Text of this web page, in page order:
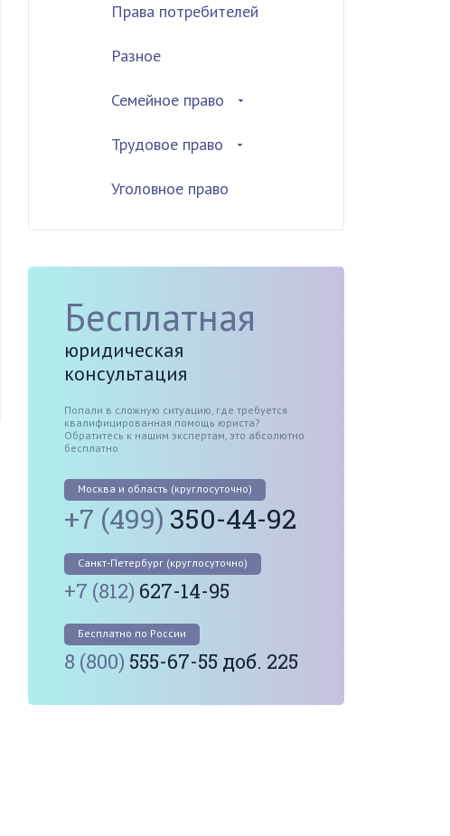
Права потребителей
Разное
Семейное право
Трудовое право
Уголовное право
Бесплатная
юридическая
консультация
Попали в сложную ситуацию, где требуется
квалифицированная помощь юриста?
Обратитесь к нашим экспертам, это абсолютно
бесплатно
Москва и область (круглосуточно)
+7 (499) 350-44-92
Санкт-Петербург (круглосуточно)
+7 (812) 627-14-95
Бесплатно по России
8 (800) 555-67-55 доб. 225